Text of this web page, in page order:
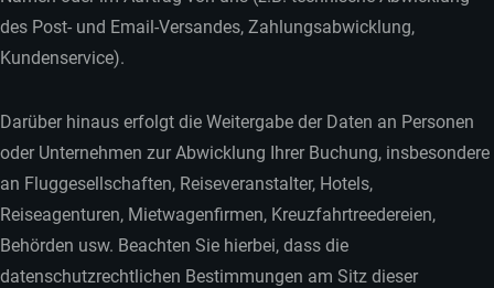
des Post- und Email-Versandes, Zahlungsabwicklung,
Kundenservice).
Darüber hinaus erfolgt die Weitergabe der Daten an Personen
oder Unternehmen zur Abwicklung Ihrer Buchung, insbesondere
an Fluggesellschaften, Reiseveranstalter, Hotels,
Reiseagenturen, Mietwagenfirmen, Kreuzfahrtreedereien,
Behörden usw. Beachten Sie hierbei, dass die
datenschutzrechtlichen Bestimmungen am Sitz dieser